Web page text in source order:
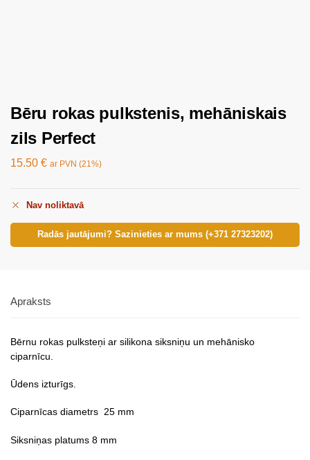
Bēru rokas pulkstenis, mehāniskais
zils Perfect
15.50 € ar PVN (21%)
Nav noliktavā
Radās jautājumi? Sazinieties ar mums (+371 27323202)
Apraksts
Bērnu rokas pulksteņi ar silikona siksniņu un mehānisko
ciparnīcu.
Ūdens izturīgs.
Ciparnīcas diametrs 25 mm
Siksniņas platums 8 mm